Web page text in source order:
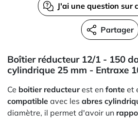
J'ai une question sur
Partager
Boîtier réducteur 12/1 - 150
cylindrique 25 mm - Entraxe
Ce boitier reducteurest en fonte et
compatible avec les abres
diamètre, il permet d'avoir un